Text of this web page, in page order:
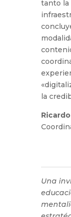
tanto la
la
Una